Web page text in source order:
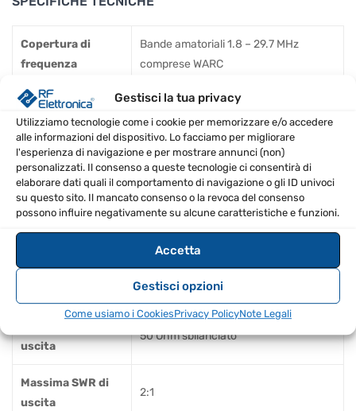
Gestisci la tua privacy
Utilizziamo tecnologie come i cookie per memorizzare e/o accedere
alle informazioni del dispositivo. Lo facciamo per migliorare
l'esperienza di navigazione e per mostrare annunci (non)
personalizzati. Il consenso a queste tecnologie ci consentirà di
elaborare dati quali il comportamento di navigazione o gli ID univoci
su questo sito. Il mancato consenso o la revoca del consenso
possono influire negativamente su alcune caratteristiche e funzioni.
Accetta
Gestisci opzioni
Come usiamo i CookiesPrivacy PolicyNote Legali
Copertura di
frequenza
Bande amatoriali 1.8 – 29.7 MHz
comprese WARC
Potenza di uscita
4000W in SSB e CW, 3000W in RTTY,
AM e FM
Potenza di
ingresso
Di solito da 60 a 90W per la piena
potenza di uscita
Impedenza di
ingresso
Guadagno di
17 dB
uscita
50 Ohm sbilanciato
Massima SWR di
uscita
2:1